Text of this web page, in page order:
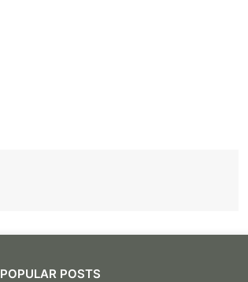
POPULAR POSTS